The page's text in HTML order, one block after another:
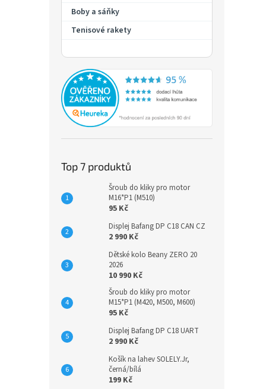
Boby a sáňky
Tenisové rakety
Top 7 produktů
Šroub do kliky pro motor
M16*P1 (M510)
95 Kč
Displej Bafang DP C18 CAN CZ
2 990 Kč
Dětské kolo Beany ZERO 20
2026
10 990 Kč
Šroub do kliky pro motor
M15*P1 (M420, M500, M600)
95 Kč
Displej Bafang DP C18 UART
2 990 Kč
Košík na lahev SOLELY.Jr,
černá/bílá
199 Kč